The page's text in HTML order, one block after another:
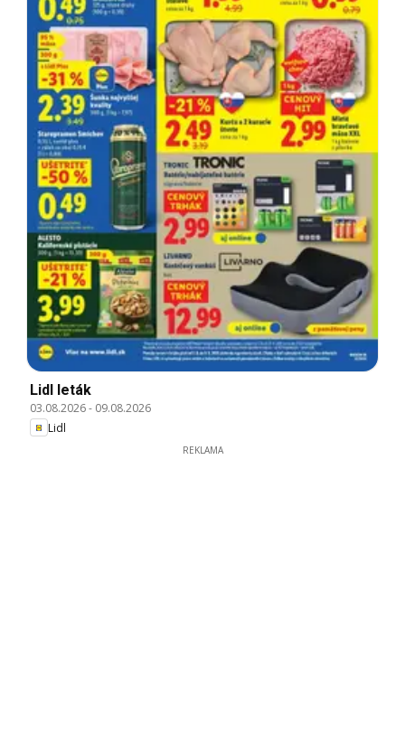
Lidl leták
03.08.2026- 09.08.2026
Lidl
REKLAMA